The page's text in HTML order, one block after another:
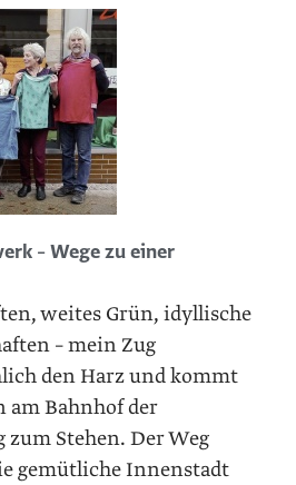
– Wege zu einer
weites Grün, idyllische
– mein Zug
den Harz und kommt
Bahnhof der
Stehen. Der Weg
gemütliche Innenstadt